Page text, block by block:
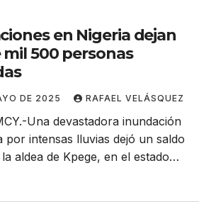
en Nigeria dejan
mil 500 personas
DE 2025 RAFAEL VELÁSQUEZ
Una devastadora inundación
por intensas lluvias dejó un saldo
aldea de Kpege, en el estado…